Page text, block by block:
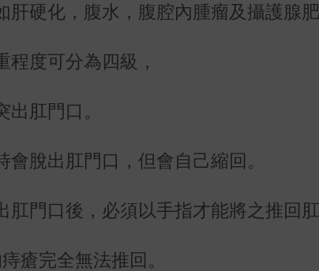
硬化，腹水，腹腔內腫瘤及攝護腺肥
程度可分為四級，
肛門口。
脫出肛門口，但會自己縮回。
肛門口後，必須以手指才能將之推回肛
瘡完全無法推回。